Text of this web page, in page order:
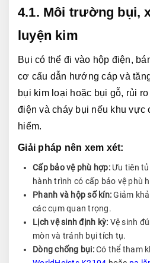
4.1. Môi trường bụi,
luyện kim
Bụi có thể đi vào hộp điện,
cơ cấu dẫn hướng cáp và
bụi kim loại hoặc bụi gỗ, rủi
điện và cháy bụi nếu khu vực
hiểm.
Giải pháp nên xem xét:
Cấp bảo vệ phù hợp:Ưu tiên tủ
hành trình có cấp bảo vệ phù
Phanh và hộp số kín:Giảm
các cụm quan trọng.
Lịch vệ sinh định kỳ: Vệ sinh
mòn và tránh bụi tích tụ.
Dòng chống bụi:Có thể tham